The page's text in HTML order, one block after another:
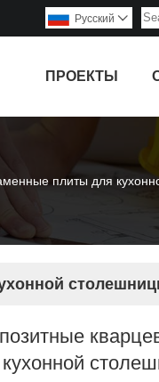
Pусский 
ПРОЕКТЫ
плиты для